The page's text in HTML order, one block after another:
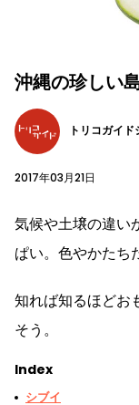
沖縄の珍しい
トリコガイ
2017年03月21日
気候や土壌の違い
ぱい。色やかたち
知れば知るほどお
そう。
Index
シブイ